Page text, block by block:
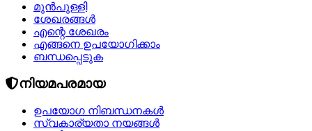
മുൻപുള്ളി
ശേഖരങ്ങൾ
എന്റെ ശേഖരം
എങ്ങനെ ഉപയോഗിക്കാം
ബന്ധപ്പെടുക
നിയമപരമായ
ഉപയോഗ നിബന്ധനകൾ
സ്വകാര്യതാ നയങ്ങൾ